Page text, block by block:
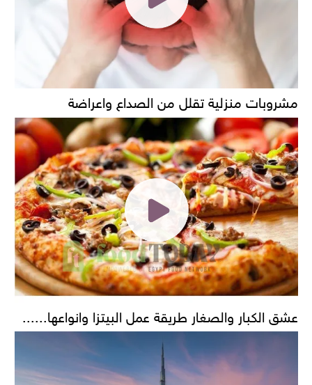
مشروبات منزلية تقلل من الصداع واعراضة
عشق الكبار والصغار طريقة عمل البيتزا وانواعها......